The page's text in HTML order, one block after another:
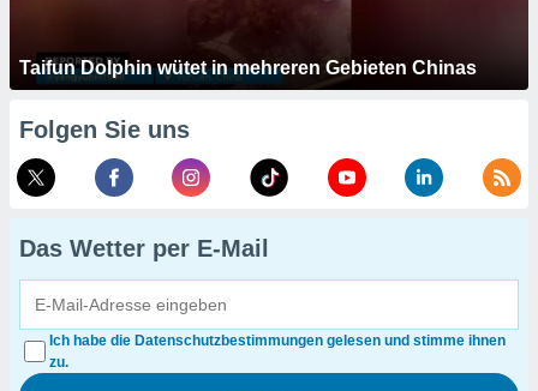
Taifun Dolphin wütet in mehreren Gebieten Chinas
Folgen Sie uns
Das Wetter per E-Mail
Ich habe die Datenschutzbestimmungen gelesen und stimme ihnen
zu.